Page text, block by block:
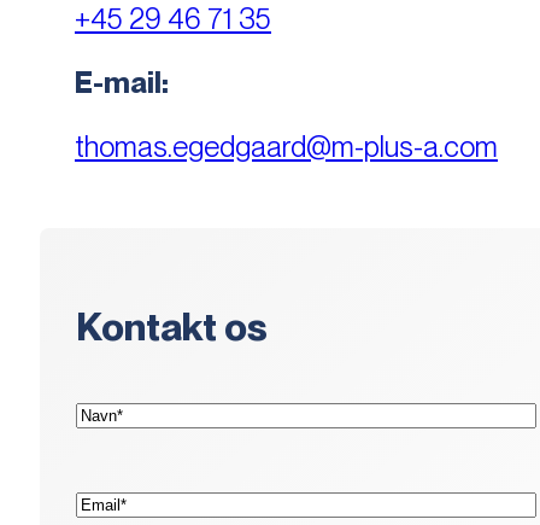
+45 29 46 71 35
E-mail:
thomas.egedgaard@m-plus-a.com
Kontakt os
Navn*
E-
mail*